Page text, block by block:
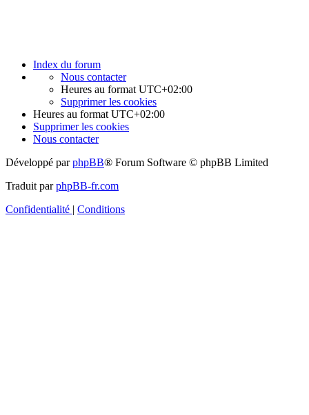
Index du forum
Nous contacter
Heures au format UTC+02:00
Supprimer les cookies
Heures au format UTC+02:00
Supprimer les cookies
Nous contacter
Développé parphpBB® Forum Software © phpBB Limited
Traduit parphpBB-fr.com
Confidentialité | Conditions